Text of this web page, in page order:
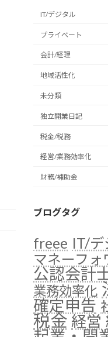
IT/デジタル
プライベート
会計/経理
地域活性化
未分類
独立開業日記
税金/税務
経営/業務効率化
財務/補助金
ブログタグ
freee IT/デ
マネーフォ
公認会計
業務効率化
確定申告
税金 経営